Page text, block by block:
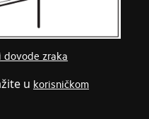
dovode zraka
u korisničkom